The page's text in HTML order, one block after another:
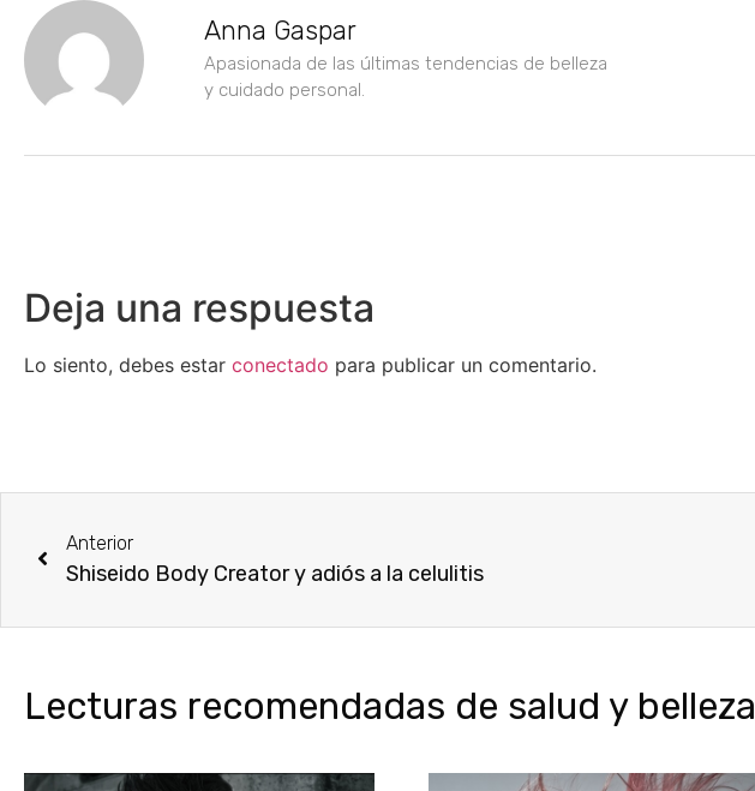
Anna Gaspar
Apasionada de las últimas tendencias de belleza
y cuidado personal.
Deja una respuesta
Lo siento, debes estar conectado para publicar un comentario.
Anterior
Shiseido Body Creator y adiós a la celulitis
Lecturas recomendadas de salud y belleza